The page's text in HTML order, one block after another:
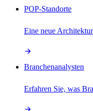
POP-Standorte
Eine neue
Branchenanalysten
Erfahren Sie, was